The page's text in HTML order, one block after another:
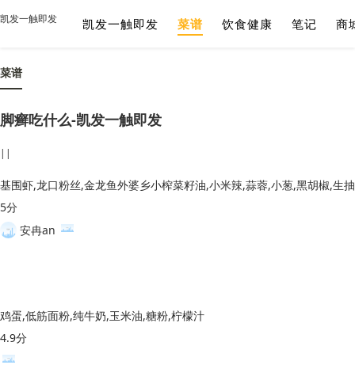
凯发一触即发 凯发一触即发 菜谱 饮食健康 笔记 商
菜谱
脚癣吃什么-凯发一触即发
||
5分
安冉an
鸡蛋,低筋面粉,纯牛奶,玉米油,糖粉,柠檬汁
4.9分